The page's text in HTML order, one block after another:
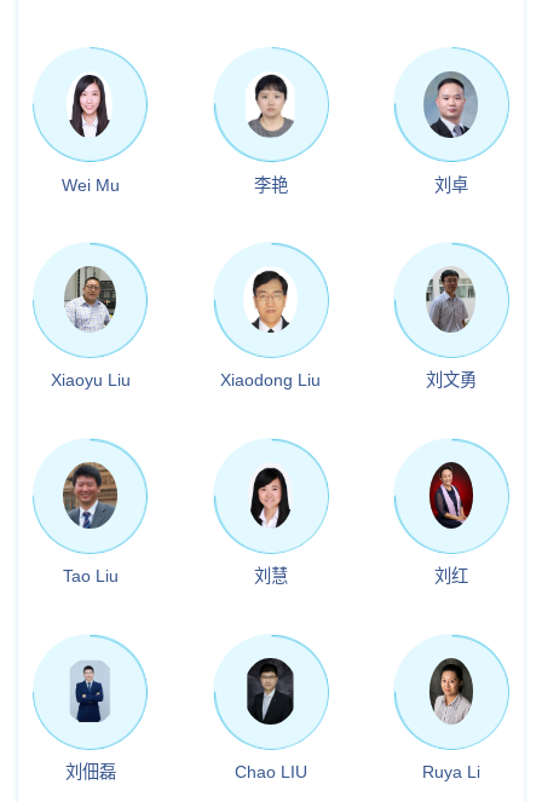
Wei Mu 李艳 刘卓
Xiaoyu Liu Xiaodong Liu 刘文勇
Tao Liu 刘慧 刘红
刘佃磊 Chao LIU Ruya Li